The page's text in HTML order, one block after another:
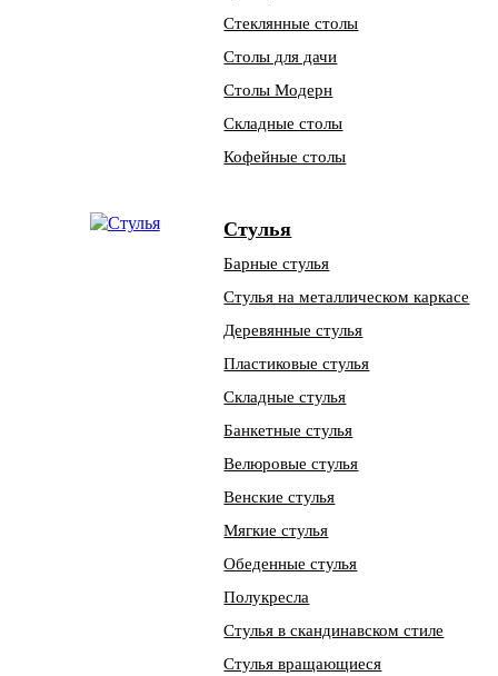
Стеклянные столы
Столы для дачи
Столы Модерн
Складные столы
Кофейные столы
Стулья
Барные стулья
Стулья на металлическом каркасе
Деревянные стулья
Пластиковые стулья
Складные стулья
Банкетные стулья
Велюровые стулья
Венские стулья
Мягкие стулья
Обеденные стулья
Полукресла
Стулья в скандинавском стиле
Стулья вращающиеся